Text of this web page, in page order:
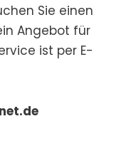
Sie einen
Angebot für
ist per E-